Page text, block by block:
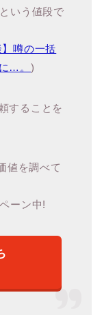
いう値段で
】噂の一括
…。 )
することを
値を調べて
ーン中!